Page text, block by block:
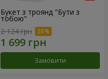
Букет з троянд "Бути з
тобою"
2 124 грн
Замовити